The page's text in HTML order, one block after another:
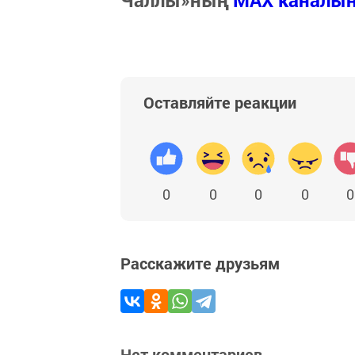
Оставляйте реакции
0 0 0 0 0
Расскажите друзьям